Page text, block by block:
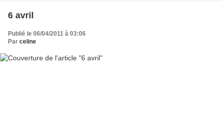
6 avril
Publié le 06/04/2011 à 03:06
Par celine